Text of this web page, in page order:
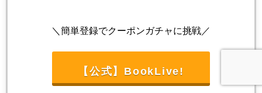
＼簡単登録でクーポンガチャに挑戦／
【公式】BookLive!